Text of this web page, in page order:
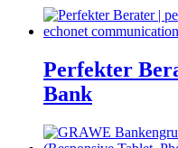
Perfekter
Bank